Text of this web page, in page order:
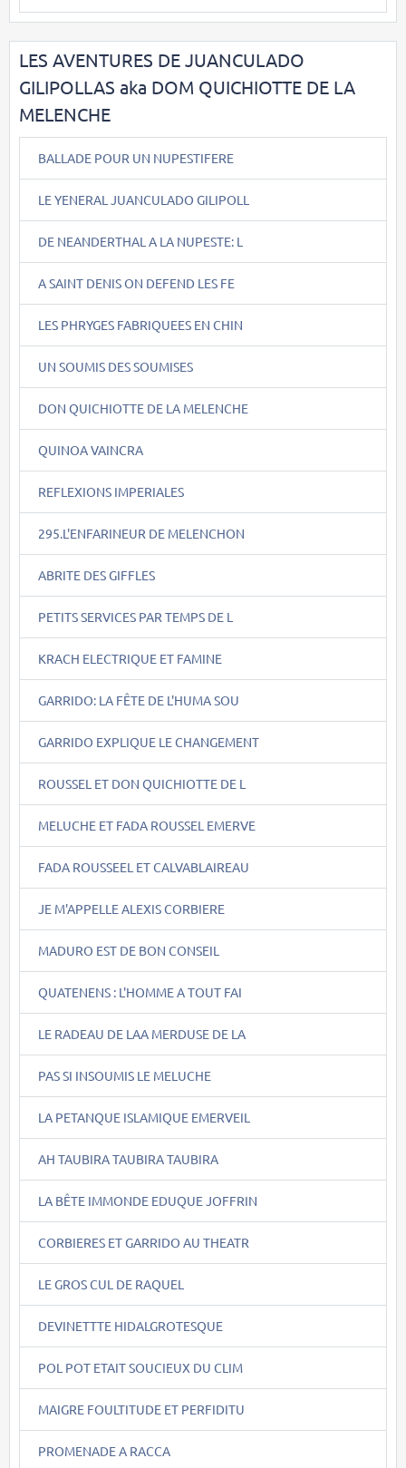
LES AVENTURES DE JUANCULADO
GILIPOLLAS aka DOM QUICHIOTTE DE LA
MELENCHE
BALLADE POUR UN NUPESTIFERE
LE YENERAL JUANCULADO GILIPOLL
DE NEANDERTHAL A LA NUPESTE: L
A SAINT DENIS ON DEFEND LES FE
LES PHRYGES FABRIQUEES EN CHIN
UN SOUMIS DES SOUMISES
DON QUICHIOTTE DE LA MELENCHE
QUINOA VAINCRA
REFLEXIONS IMPERIALES
295.L'ENFARINEUR DE MELENCHON
ABRITE DES GIFFLES
PETITS SERVICES PAR TEMPS DE L
KRACH ELECTRIQUE ET FAMINE
GARRIDO: LA FÊTE DE L'HUMA SOU
GARRIDO EXPLIQUE LE CHANGEMENT
ROUSSEL ET DON QUICHIOTTE DE L
MELUCHE ET FADA ROUSSEL EMERVE
FADA ROUSSEEL ET CALVABLAIREAU
JE M'APPELLE ALEXIS CORBIERE
MADURO EST DE BON CONSEIL
QUATENENS : L'HOMME A TOUT FAI
LE RADEAU DE LAA MERDUSE DE LA
PAS SI INSOUMIS LE MELUCHE
LA PETANQUE ISLAMIQUE EMERVEIL
AH TAUBIRA TAUBIRA TAUBIRA
LA BÊTE IMMONDE EDUQUE JOFFRIN
CORBIERES ET GARRIDO AU THEATR
LE GROS CUL DE RAQUEL
DEVINETTTE HIDALGROTESQUE
POL POT ETAIT SOUCIEUX DU CLIM
MAIGRE FOULTITUDE ET PERFIDITU
PROMENADE A RACCA